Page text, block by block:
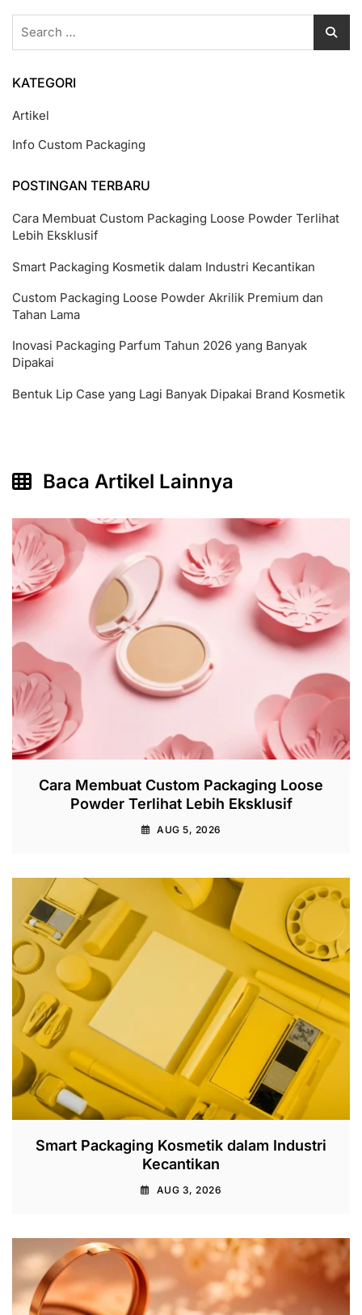
KATEGORI
Artikel
Info Custom Packaging
POSTINGAN TERBARU
Cara Membuat Custom Packaging Loose Powder Terlihat
Lebih Eksklusif
Smart Packaging Kosmetik dalam Industri Kecantikan
Custom Packaging Loose Powder Akrilik Premium dan
Tahan Lama
Inovasi Packaging Parfum Tahun 2026 yang Banyak
Dipakai
Bentuk Lip Case yang Lagi Banyak Dipakai Brand Kosmetik
Baca Artikel Lainnya
Cara Membuat Custom Packaging Loose
Powder Terlihat Lebih Eksklusif
AUG 5, 2026
Smart Packaging Kosmetik dalam Industri
Kecantikan
AUG 3, 2026